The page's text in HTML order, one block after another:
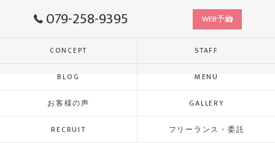
079-258-9395 WEB予約
CONCEPT STAFF
BLOG MENU
お客様の声 GALLERY
RECRUIT フリーランス・委託